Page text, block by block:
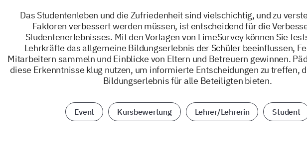
Das Studentenleben und die Zufriedenheit sind vielschichtig, und zu
Faktoren verbessert werden müssen, ist entscheidend für die
Studentenerlebnisses. Mit den Vorlagen von LimeSurvey können Sie
Lehrkräfte das allgemeine Bildungserlebnis der Schüler beeinflussen,
Mitarbeitern sammeln und Einblicke von Eltern und Betreuern gewinnen.
diese Erkenntnisse klug nutzen, um informierte Entscheidungen zu treffen,
Bildungserlebnis für alle Beteiligten bieten.
Event Kursbewertung Lehrer/Lehrerin Student